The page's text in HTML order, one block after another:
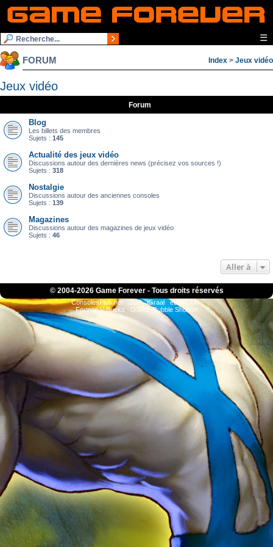
☰
FORUM Index > Jeux vidéo
Jeux vidéo
Forum
Blog
Les billets des membres
Sujets : 145
Actualité des jeux vidéo
Discussions autour des dernières news (précisez vos sources !)
Sujets : 318
Nostalgie
Discussions autour des anciennes consoles
Sujets : 139
Magazines
Discussions autour des magazines de jeux vidéo
Sujets : 46
Aller à
© 2004-2026 Game Forever - Tous droits réservés
ConsolesPlus.net 1UP iGraal
eBuyClub
Fortnite V-Bucks
OSRS Bubble Shooter